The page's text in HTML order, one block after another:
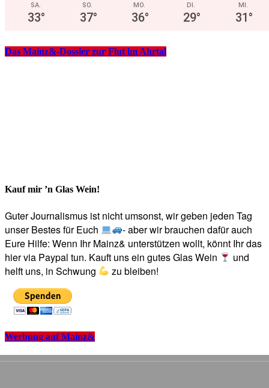
SA.
33°
SO.
37°
MO.
36°
DI.
29°
MI.
31°
Das Mainz&-Dossier zur Flut im Ahrtal
Kauf mir ’n Glas Wein!
Guter Journalismus ist nicht umsonst, wir geben jeden Tag
unser Bestes für Euch
- aber wir brauchen dafür auch
Eure Hilfe: Wenn Ihr Mainz& unterstützen wollt, könnt Ihr das
hier via Paypal tun. Kauft uns ein gutes Glas Wein
und
helft uns, in Schwung
zu bleiben!
Werbung auf Mainz&